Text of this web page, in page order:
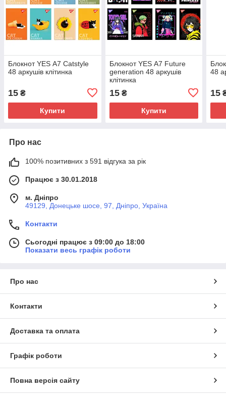
Блокнот YES А7 Catstyle
48 аркушів клітинка
15 ₴
Купити
Блокнот YES А7 Future
generation 48 аркушів
клітинка
15₴
Купити
48
15
Про нас
100% позитивних з 591 відгука за рік
Працює з 30.01.2018
м. Дніпро
49129, Донецьке шосе, 97, Дніпро, Україна
Контакти
Сьогодні працює з 09:00 до 18:00
Показати весь графік роботи
Про нас
Контакти
Доставка та оплата
Графік роботи
Повна версія сайту